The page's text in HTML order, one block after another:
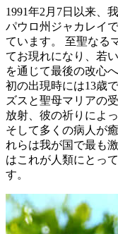
1991年2月7日以来、
パウロ州ジャカレイ
ています。 至聖なる
てお現れになり、若
を通じて最後の改心
初の出現時には13歳
ズスと聖母マリアの
放射、彼の祈りによ
そして多くの病人が
れらは我が国で最も
はこれが人類にとっ
す。